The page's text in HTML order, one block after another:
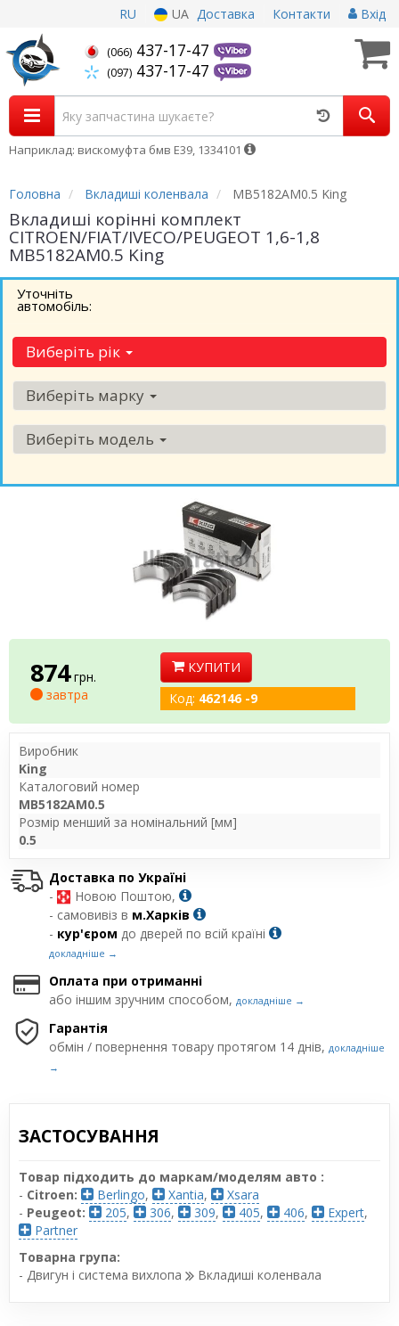
RU UA Доставка Контакти Вхід
(066) 437-17-47
(097) 437-17-47
Наприклад: вискомуфта бмв Е39, 1334101
Головна Вкладиші коленвала MB5182AM0.5 King
Вкладиші корінні комплект
CITROEN/FIAT/IVECO/PEUGEOT 1,6-1,8
MB5182AM0.5 King
Уточніть
автомобіль:
Виберіть рік
Виберіть марку
Виберіть модель
874 грн.
завтра
КУПИТИ
Код: 462146 -9
Виробник
King
Каталоговий номер
MB5182AM0.5
Розмір менший за номінальний [мм]
0.5
Доставка по Україні
-
Новою Поштою,
- самовивіз в м.Харків
- кур'єром до дверей по всій країні
докладніше →
Оплата при отриманні
або іншим зручним способом, докладніше →
Гарантія
обмін / повернення товару протягом 14 днів, докладніше
→
ЗАСТОСУВАННЯ
Товар підходить до маркам/моделям авто :
- Citroen: Berlingo, Xantia,
Xsara
- Peugeot: 205, 306, 309, 405, 406, Expert,
Partner
Товарна група:
- Двигун і система вихлопа
Вкладиші коленвала